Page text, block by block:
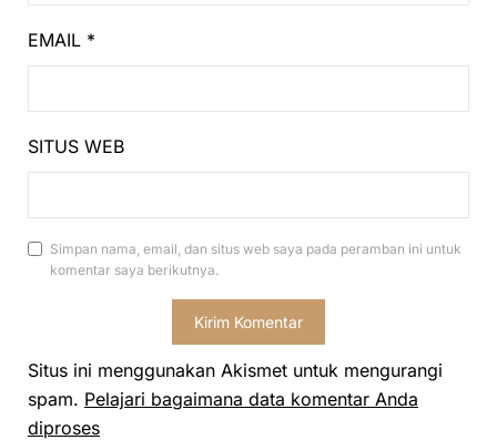
EMAIL *
SITUS WEB
Simpan nama, email, dan situs web saya pada peramban ini untuk
komentar saya berikutnya.
Situs ini menggunakan Akismet untuk mengurangi
spam. Pelajari bagaimana data komentar Anda
diproses